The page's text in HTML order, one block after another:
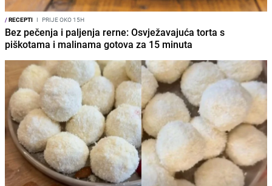
/RECEPTI I PRIJE OKO 15H
Bez pečenja i paljenja rerne: Osvježavajuća torta s
piškotama i malinama gotova za 15 minuta